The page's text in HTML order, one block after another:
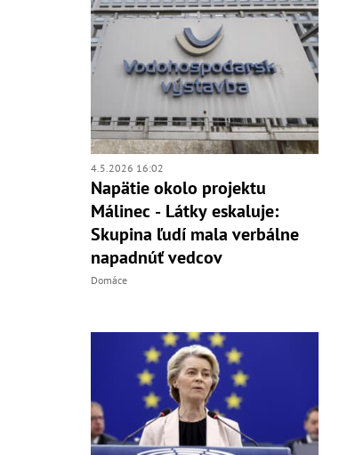
4.5.2026 16:02
Napätie okolo projektu
Málinec - Látky eskaluje:
Skupina ľudí mala verbálne
napadnúť vedcov
Domáce